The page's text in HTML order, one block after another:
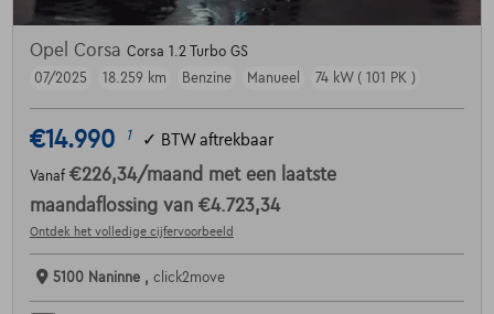
Opel Corsa Corsa 1.2 Turbo GS
07/2025
18.259 km Benzine Manueel 74 kW ( 101 PK )
€14.990 1 ✓ BTW aftrekbaar
Vanaf €226,34/maand met een laatste
maandaflossing van €4.723,34
Ontdek het volledige cijfervoorbeeld
5100 Naninne , click2move